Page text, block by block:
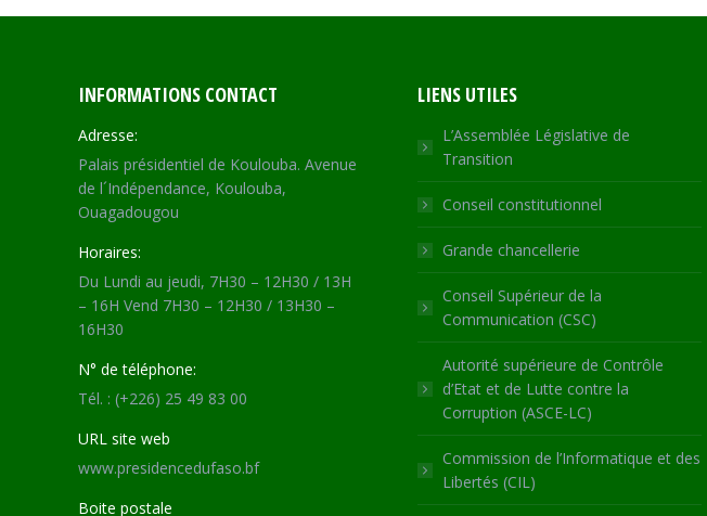
INFORMATIONS CONTACT
Adresse:
Palais présidentiel de Koulouba. Avenue
de l´Indépendance, Koulouba,
Ouagadougou
Horaires:
Du Lundi au jeudi, 7H30 – 12H30 / 13H
– 16H Vend 7H30 – 12H30 / 13H30 –
16H30
N° de téléphone:
Tél. : (+226) 25 49 83 00
URL site web
www.presidencedufaso.bf
Boite postale
LIENS UTILES
L’Assemblée Législative de
Transition
Conseil constitutionnel
Grande chancellerie
Conseil Supérieur de la
Communication (CSC)
Autorité supérieure de Contrôle
d’Etat et de Lutte contre la
Corruption (ASCE-LC)
Commission de l’Informatique et des
Libertés (CIL)